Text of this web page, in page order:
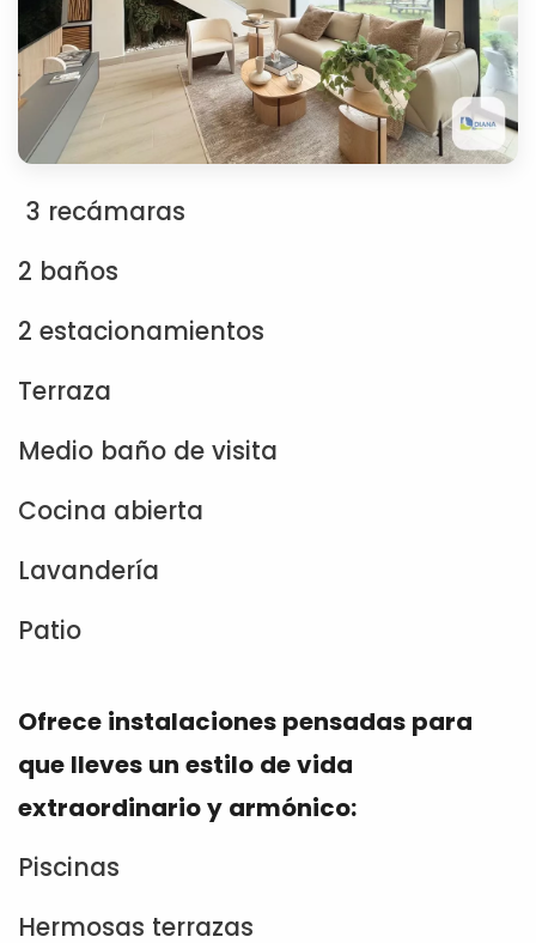
3 recámaras
2 baños
2 estacionamientos
Terraza
Medio baño de visita
Cocina abierta
Lavandería
Patio
Ofrece instalaciones pensadas para
que lleves un estilo de vida
extraordinario y armónico:
Piscinas
Hermosas terrazas